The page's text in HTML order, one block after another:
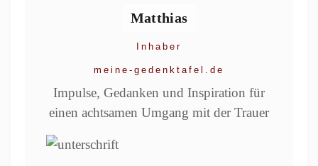
Matthias
Inhaber
meine-gedenktafel.de
Impulse, Gedanken und Inspiration für
einen achtsamen Umgang mit der Trauer